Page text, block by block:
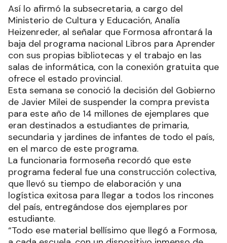
Así lo afirmó la subsecretaria, a cargo del
Ministerio de Cultura y Educación, Analía
Heizenreder, al señalar que Formosa afrontará la
baja del programa nacional Libros para Aprender
con sus propias bibliotecas y el trabajo en las
salas de informática, con la conexión gratuita que
ofrece el estado provincial.
Esta semana se conoció la decisión del Gobierno
de Javier Milei de suspender la compra prevista
para este año de 14 millones de ejemplares que
eran destinados a estudiantes de primaria,
secundaria y jardines de infantes de todo el país,
en el marco de este programa.
La funcionaria formoseña recordó que este
programa federal fue una construcción colectiva,
que llevó su tiempo de elaboración y una
logística exitosa para llegar a todos los rincones
del país, entregándose dos ejemplares por
estudiante.
“Todo ese material bellísimo que llegó a Formosa,